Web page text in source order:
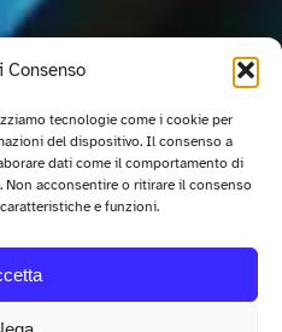
Consenso
tecnologie come i cookie per
del dispositivo. Il consenso a
dati come il comportamento di
acconsentire o ritirare il consenso
e funzioni.